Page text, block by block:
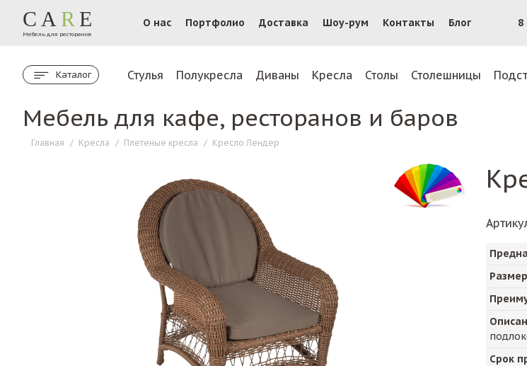
CA R E
Мебель для ресторанов
О нас Портфолио Доставка Шоу-рум Контакты Блог 8
Каталог Стулья Полукресла Диваны Кресла Столы Столешницы
Мебель для кафе, ресторанов и баров
Главная / Кресла / Плетеные кресла / Кресло Лендер
Срок